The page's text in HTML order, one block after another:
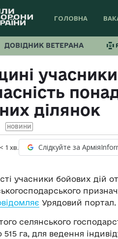
ГОЛОВНА
ДОВІДНИК ВЕТЕРАНА
ділянок
НОВИНИ
< 1 хв. Слідкуйте за
учасники бойових дій
Урядовий портал.
селянського
га, для ведення